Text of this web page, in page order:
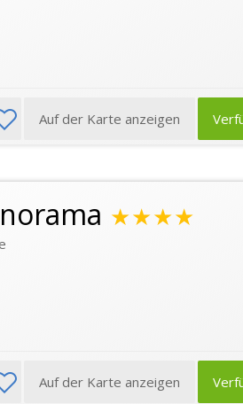
Auf der Karte anzeigen
★★★★
Auf der Karte anzeigen